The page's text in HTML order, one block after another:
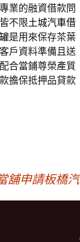
業的融資借款問
不限土城汽車借
是用來保存茶葉
戶資料準備且送
合當鋪尊榮產質
擔保抵押品貸款
舖申請板橋